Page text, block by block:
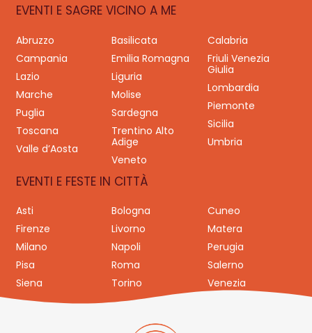
EVENTI E SAGRE VICINO A ME
Abruzzo Basilicata
Calabria
Campania
Emilia Romagna
Friuli Venezia
Giulia
Lazio
Liguria
Lombardia
Marche
Molise
Piemonte
Puglia
Sardegna
Sicilia
Toscana
Trentino Alto
Adige
Umbria
Valle d’Aosta
Veneto
EVENTI E FESTE IN CITTÀ
Asti Bologna
Cuneo
Firenze
Livorno
Matera
Milano
Napoli
Perugia
Pisa
Roma
Salerno
Siena
Torino Venezia